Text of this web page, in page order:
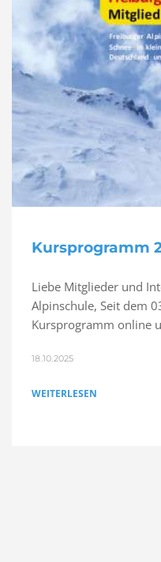
Kursprogramm
Liebe Mitglieder und
Alpinschule, Seit dem
Kursprogramm online
18.10.2025
WEITERLESEN